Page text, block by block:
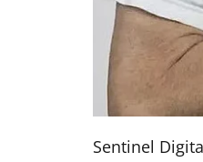
Sentinel